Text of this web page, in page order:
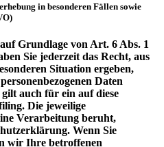
in besonderen Fällen sowie
Grundlage von Art. 6 Abs. 1
Sie jederzeit das Recht, aus
Situation ergeben,
Daten
auch für ein auf diese
Die jeweilige
Verarbeitung beruht,
Wenn Sie
wir Ihre betroffenen